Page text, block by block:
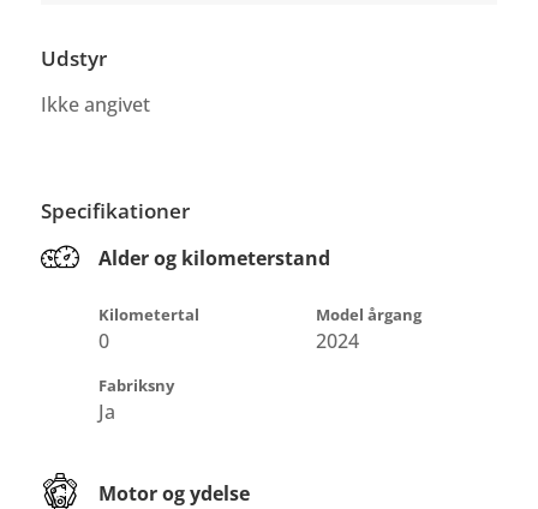
Udstyr
Ikke angivet
Specifikationer
Alder og kilometerstand
Kilometertal
0
Model årgang
2024
Fabriksny
Ja
Motor og ydelse